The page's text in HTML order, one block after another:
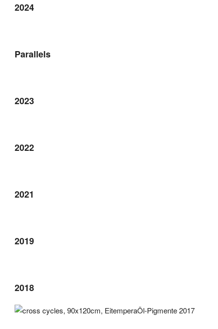
2024
Parallels
2023
2022
2021
2019
2018